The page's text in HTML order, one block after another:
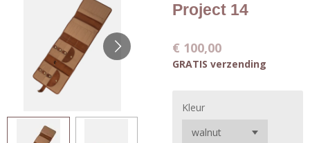
Project 14
€ 100,00
GRATIS verzending
Kleur